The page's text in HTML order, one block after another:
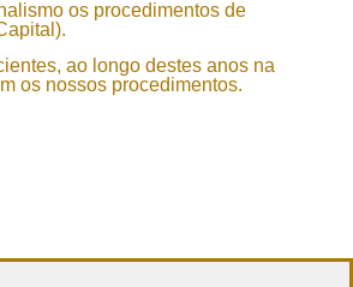
os procedimentos de
ao longo destes anos na
os nossos procedimentos.